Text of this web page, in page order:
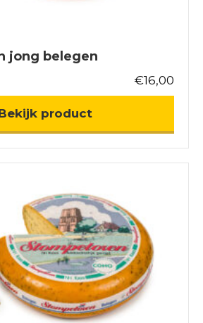
jong belegen
€16,00
productabout